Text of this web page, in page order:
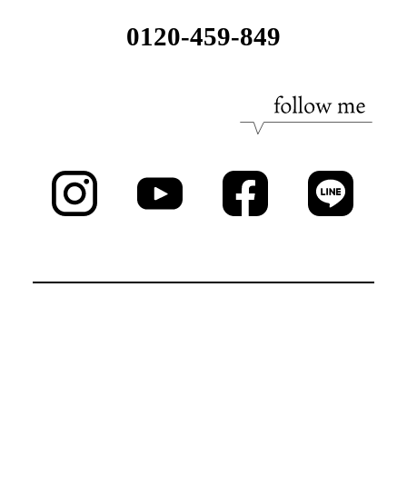
0120-459-849